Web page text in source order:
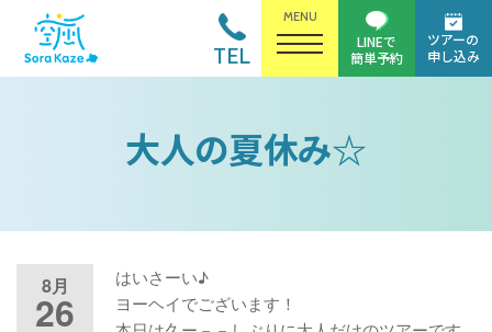
MENU
TEL
ツアーの
申し込み
LINEで
簡単予約
大人の夏休み☆
8月
26
はいさーい♪
ヨーヘイでございます！